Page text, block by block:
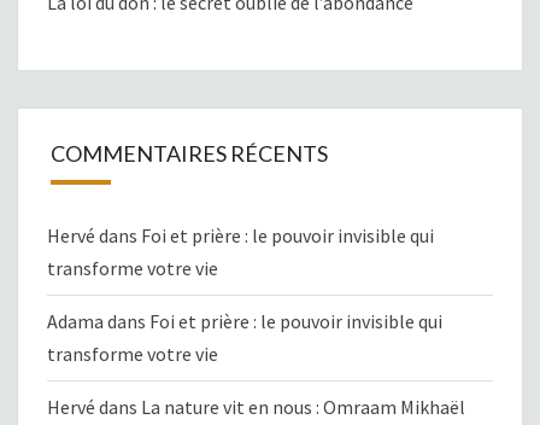
COMMENTAIRES RÉCENTS
Hervé dans Foi et prière : le pouvoir invisible qui
transforme votre vie
Adama dans Foi et prière : le pouvoir invisible qui
transforme votre vie
Hervé dans La nature vit en nous : Omraam Mikhaël